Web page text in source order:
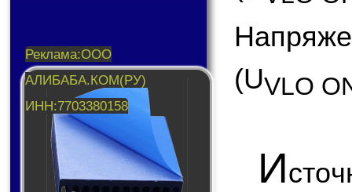
(UVLO
И